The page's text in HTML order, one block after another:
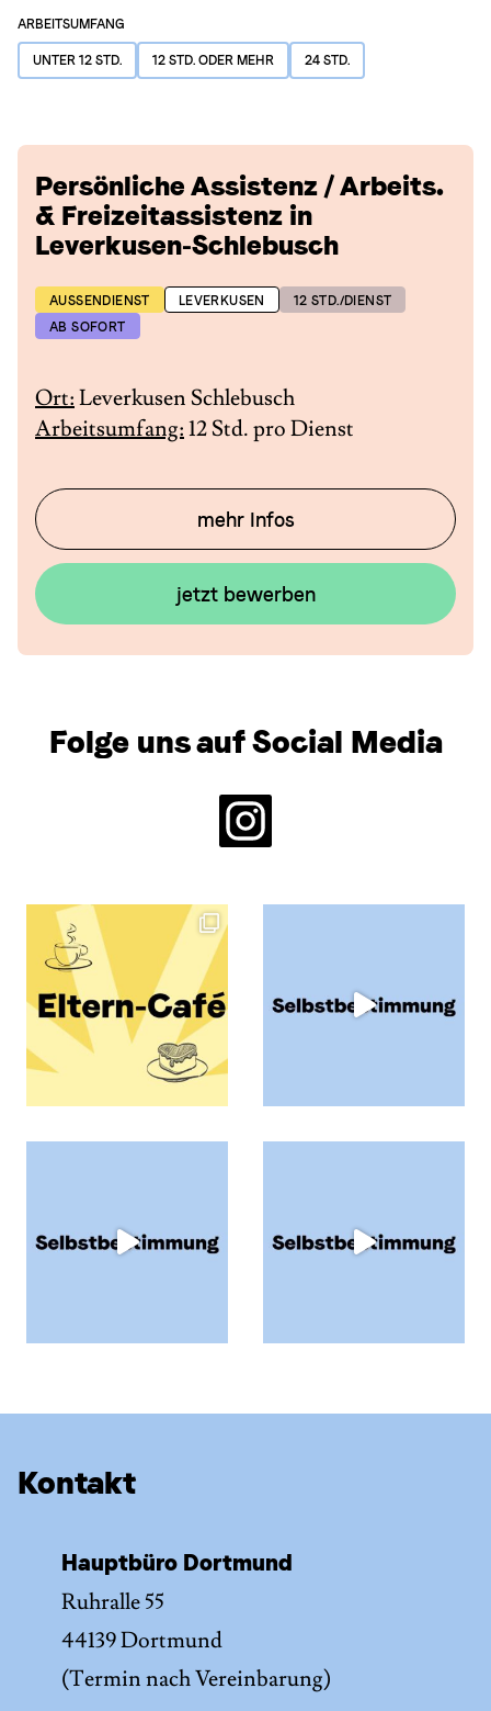
ARBEITSUMFANG
UNTER 12 STD. 12 STD. ODER MEHR 24 STD.
Persönliche Assistenz / Arbeits.
& Freizeitassistenz in
Leverkusen-Schlebusch
AUSSENDIENST LEVERKUSEN
12 STD./DIENST
AB SOFORT
Ort:Leverkusen Schlebusch
Arbeitsumfang:12 Std. pro Dienst
mehr Infos
jetzt bewerben
Folge uns auf Social Media
Kontakt
Hauptbüro Dortmund
Ruhralle 55
44139 Dortmund
(Termin nach Vereinbarung)